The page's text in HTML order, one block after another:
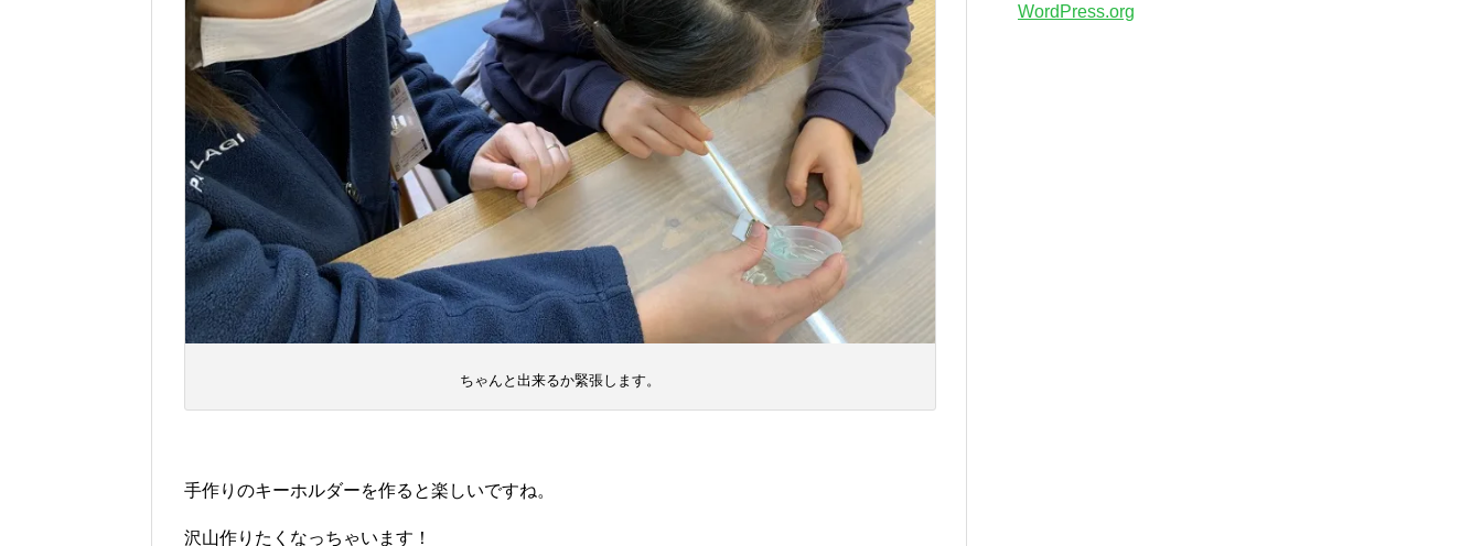
ちゃんと出来るか緊張します。
手作りのキーホルダーを作ると楽しいですね。
沢山作りたくなっちゃいます！
WordPress.org